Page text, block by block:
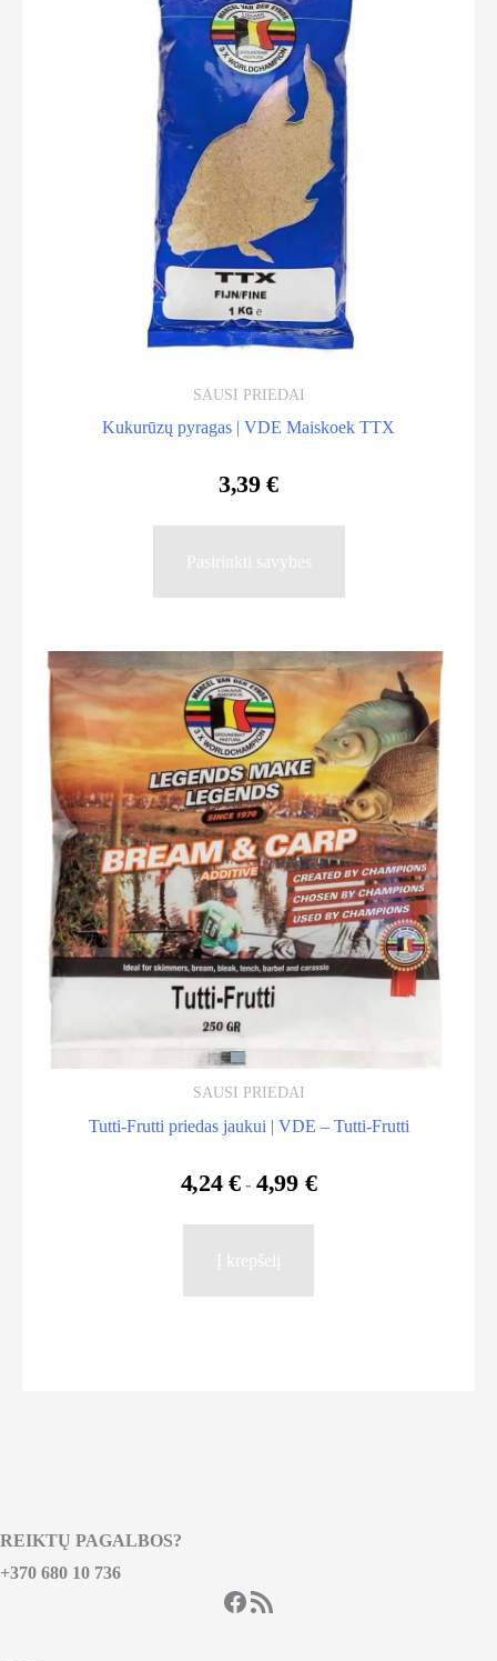
SAUSI PRIEDAI
Kukurūzų pyragas | VDE Maiskoek TTX
3,39€
Pasirinkti savybes
This
has
variants.
The
options
may
be
chosen
on
the
product
page
SAUSI PRIEDAI
Tutti-Frutti priedas jaukui | VDE – Tutti-Frutti
4,24€ - 4,99 €
Į krepšelį
REIKTŲ PAGALBOS?
+370 680 10 736
Facebook
RSS Feed